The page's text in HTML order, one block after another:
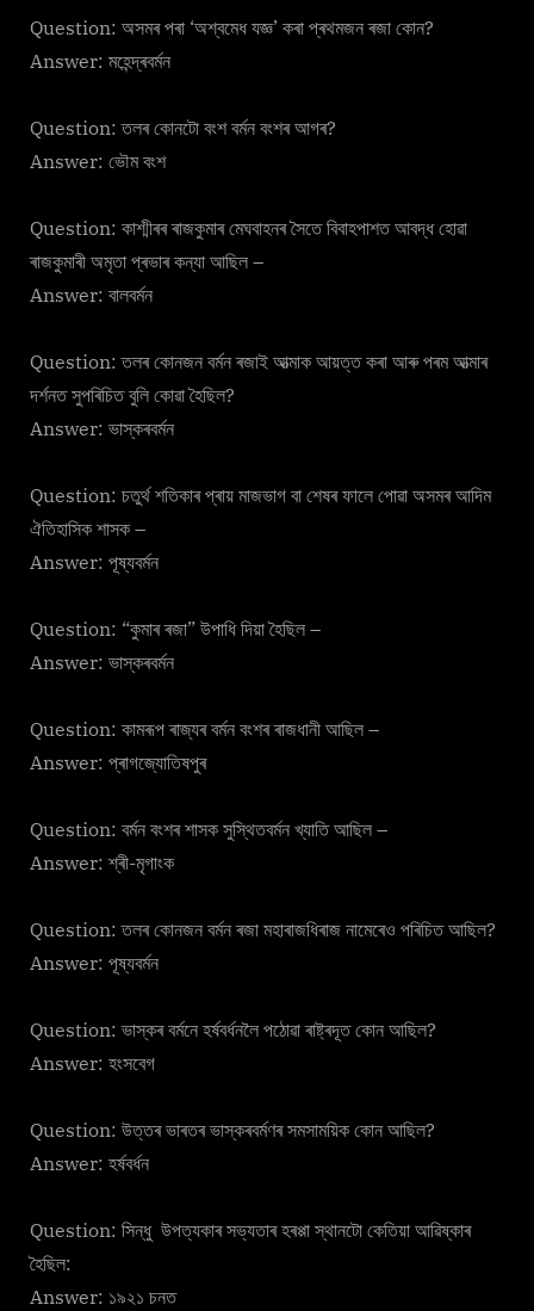
Question: অসমৰ পৰা ‘অশ্বমেধ যজ্ঞ’ কৰা প্ৰথমজন ৰজা কোন?
Answer: মহেন্দ্ৰবৰ্মন
Question: তলৰ কোনটো বংশ বৰ্মন বংশৰ আগৰ?
Answer: ভৌম বংশ
Question: কাশ্মীৰৰ ৰাজকুমাৰ মেঘবাহনৰ সৈতে বিবাহপাশত আবদ্ধ হোৱা
ৰাজকুমাৰী অমৃতা প্ৰভাৰ কন্যা আছিল –
Answer: বালবৰ্মন
Question: তলৰ কোনজন বৰ্মন ৰজাই আত্মাক আয়ত্ত কৰা আৰু পৰম আত্মাৰ
দৰ্শনত সুপৰিচিত বুলি কোৱা হৈছিল?
Answer: ভাস্কৰবৰ্মন
Question: চতুৰ্থ শতিকাৰ প্ৰায় মাজভাগ বা শেষৰ ফালে পোৱা অসমৰ আদিম
ঐতিহাসিক শাসক –
Answer: পূষ্যবৰ্মন
Question: “কুমাৰ ৰজা” উপাধি দিয়া হৈছিল –
Answer: ভাস্কৰবৰ্মন
Question: কামৰূপ ৰাজ্যৰ বর্মন বংশৰ ৰাজধানী আছিল –
Answer: প্ৰাগজ্যোতিষপুৰ
Question: বর্মন বংশৰ শাসক সুস্থিতবর্মন খ্যাতি আছিল –
Answer: শ্ৰী-মৃগাংক
Question: তলৰ কোনজন বর্মন ৰজা মহাৰাজধিৰাজ নামেৰেও পৰিচিত আছিল?
Answer: পূষ্যবৰ্মন
Question: ভাস্কৰ বৰ্মনে হৰ্ষবৰ্ধনলৈ পঠোৱা ৰাষ্ট্ৰদূত কোন আছিল?
Answer: হংসবেগ
Question: উত্তৰ ভাৰতৰ ভাস্কৰবৰ্মণৰ সমসাময়িক কোন আছিল?
Answer: হৰ্ষবৰ্ধন
Question: সিন্ধু উপত্যকাৰ সভ্যতাৰ হৰপ্পা স্থানটো কেতিয়া আৱিষ্কাৰ
হৈছিল:
Answer: ১৯২১ চনত